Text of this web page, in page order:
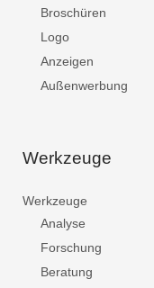
Broschüren
Logo
Anzeigen
Außenwerbung
Werkzeuge
Werkzeuge
Analyse
Forschung
Beratung